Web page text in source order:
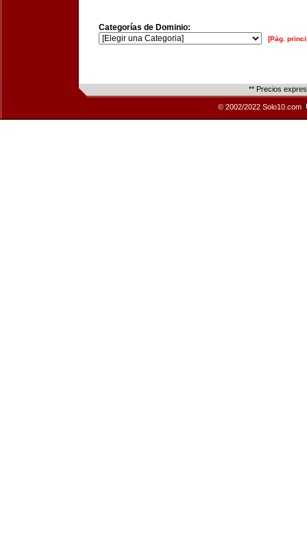
Categorías de Dominio:
[Pág.
** Precios
© 2002/2022 Solo10.com